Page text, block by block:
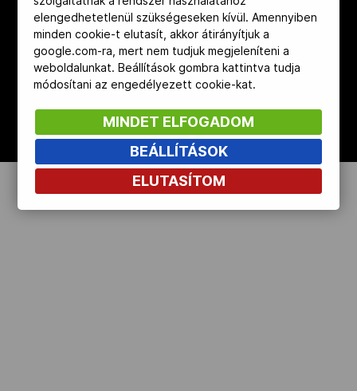
Kettőskarrier-program
Társszervezetek
elengedhetetlenül szükségeseken kívül. Amennyiben
minden cookie-t elutasít, akkor átirányítjuk a
google.com-ra, mert nem tudjuk megjeleníteni a
weboldalunkat. Beállítások gombra kattintva tudja
módosítani az engedélyezett cookie-kat.
MINDET ELFOGADOM
BEÁLLÍTÁSOK
ELUTASÍTOM